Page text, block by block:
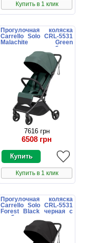
Купить в 1 клик
Прогулочная коляска
Carrello Solo CRL-5531
Malachite Green
зеленая с глубоким
капюшоном
7616 грн
6508 грн
Купить в 1 клик
Прогулочная коляска
Carrello Solo CRL-5531
Forest Black черная с
глубоким капюшоном